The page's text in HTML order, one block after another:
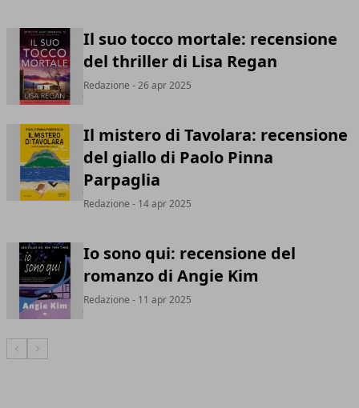
Il suo tocco mortale: recensione
del thriller di Lisa Regan
Redazione - 26 apr 2025
Il mistero di Tavolara: recensione
del giallo di Paolo Pinna
Parpaglia
Redazione - 14 apr 2025
Io sono qui: recensione del
romanzo di Angie Kim
Redazione - 11 apr 2025
Articolo Precedente
Articolo Successivo